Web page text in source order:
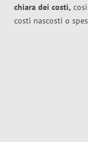
chiara dei costi,
costi nascosti o